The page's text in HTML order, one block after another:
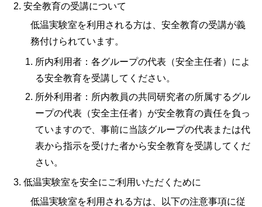
安全教育の受講について
低温実験室を利用される方は、安全教育の受講が義
務付けられています。
所内利用者：各グループの代表（安全主任者）によ
る安全教育を受講してください。
所外利用者：所内教員の共同研究者の所属するグル
ープの代表（安全主任者）が安全教育の責任を負っ
ていますので、事前に当該グループの代表または代
表から指示を受けた者から安全教育を受講してくだ
さい。
低温実験室を安全にご利用いただくために
低温実験室を利用される方は、以下の注意事項に従